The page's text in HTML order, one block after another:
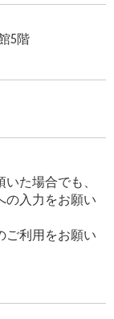
5階
た場合でも、
の入力をお願い
ご利用をお願い